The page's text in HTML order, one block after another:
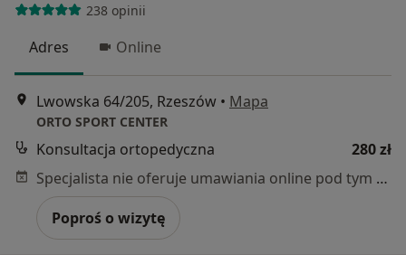
238 opinii
Adres Online
Lwowska 64/205, Rzeszów • Mapa
ORTO SPORT CENTER
Konsultacja ortopedyczna
280 zł
Specjalista nie oferuje umawiania online pod tym adresem.
Poproś o wizytę